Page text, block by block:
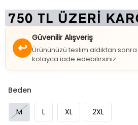
↩
Güvenilir Alışveriş
Ürününüzü teslim aldıktan sonra
kolayca iade edebilirsiniz.
Beden
M L XL 2XL